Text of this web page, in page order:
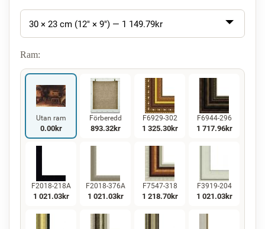
30 × 23 cm (12" × 9") — 1 149.79kr
Ram:
Utan ram
0.00kr
Förberedd
893.32kr
F6929-302
1 325.30kr
F6944-296
1 717.96kr
F2018-218A
1 021.03kr
F2018-376A
1 021.03kr
F7547-318
1 218.70kr
F3919-204
1 021.03kr